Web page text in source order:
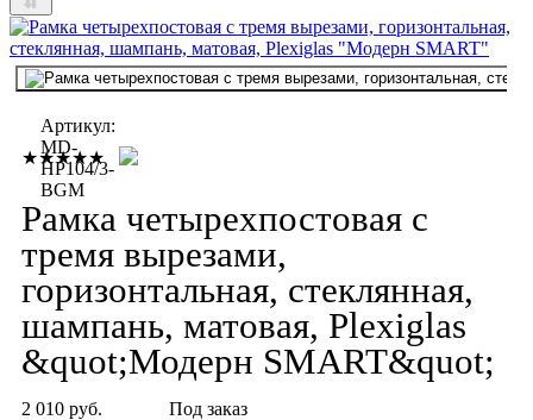
★★★★★
Артикул:
MD-
HP104/3-
BGM
Рамка четырехпостовая с
тремя вырезами,
горизонтальная, стеклянная,
шампань, матовая, Plexiglas
&quot;Модерн SMART&quot;
2 010 руб. Под заказ